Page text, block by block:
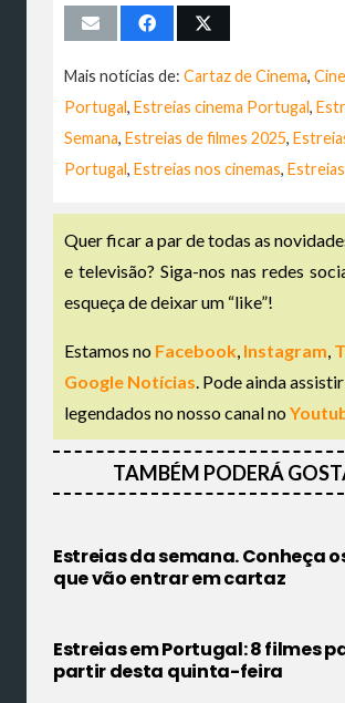
Mais notícias de: Cartaz de Cinema,
Portugal, Estreias cinema Portugal,
Semana, Estreias de filmes 2025,
Portugal, Estreias nos cinemas,
Quer ficar a par de todas as
e televisão? Siga-nos nas redes
esqueça de deixar um “like”!
Estamos no Facebook Instagram
Google Notícias . Pode ainda
legendados no nosso canal no
TAMBÉM PODERÁ
Estreias da semana. Conheça
que vão entrar em cartaz
Estreias em Portugal: 8 filmes
partir desta quinta-feira